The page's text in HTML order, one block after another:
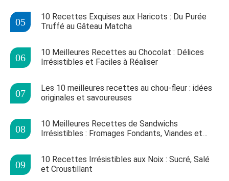
10 Recettes Exquises aux Haricots : Du Purée
Truffé au Gâteau Matcha
10 Meilleures Recettes au Chocolat : Délices
Irrésistibles et Faciles à Réaliser
Les 10 meilleures recettes au chou-fleur : idées
originales et savoureuses
10 Meilleures Recettes de Sandwichs
Irrésistibles : Fromages Fondants, Viandes et
10 Recettes Irrésistibles aux Noix : Sucré, Salé
et Croustillant